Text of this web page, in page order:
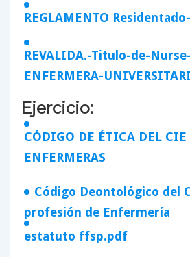
REGLAMENTO
REVALIDA.-Titulo-de-
ENFERMERA-
Ejercicio:
CÓDIGO DE ÉTICA DEL CIE
ENFERMERAS
Código Deontológico del
profesión de Enfermería
estatuto ffsp.pdf